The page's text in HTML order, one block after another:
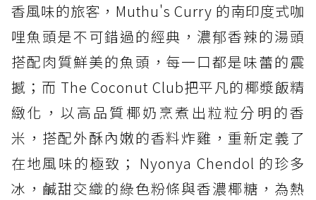
香風味的旅客，Muthu's Curry 的南印度式咖
哩魚頭是不可錯過的經典，濃郁香辣的湯頭
搭配肉質鮮美的魚頭，每一口都是味蕾的震
撼；而 The Coconut Club把平凡的椰漿飯精
緻化，以高品質椰奶烹煮出粒粒分明的香
米，搭配外酥內嫩的香料炸雞，重新定義了
在地風味的極致； Nyonya Chendol 的珍多
冰，鹹甜交織的綠色粉條與香濃椰糖，為熱